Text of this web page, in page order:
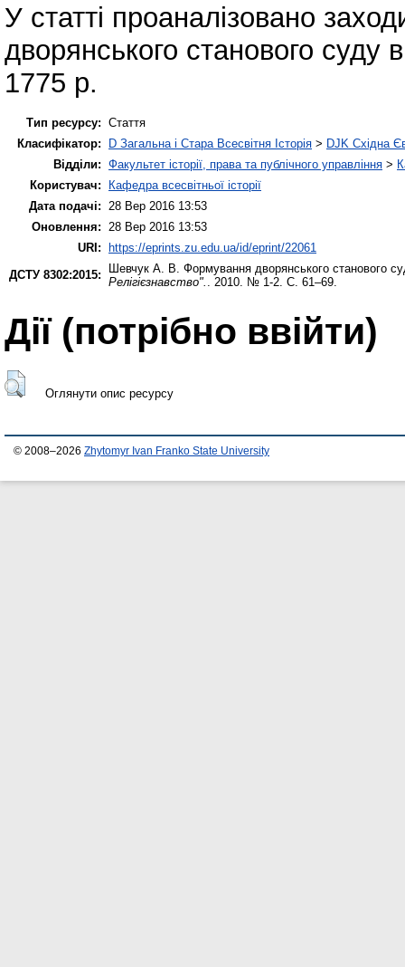
У статті проаналізовано
дворянського станового суду
1775 р.
Тип ресурсу: Стаття
Класифікатор:
D Загальна і Стара Всесвітня Історія > DJK Східна
Відділи: Факультет історії, права та публічного управління >
Користувач:
Кафедра всесвітньої історії
Дата подачі:
28 Вер 2016 13:53
Оновлення:
28 Вер 2016 13:53
URI: https://eprints.zu.edu.ua/id/eprint/22061
ДСТУ 8302:2015:
Шевчук А. В. Формування дворянського станового
Релігієзнавство".
. 2010. № 1-2. С. 61–69.
Дії ​​(потрібно ввійти)
Оглянути опис ресурсу
© 2008–2026 Zhytomyr Ivan Franko State University